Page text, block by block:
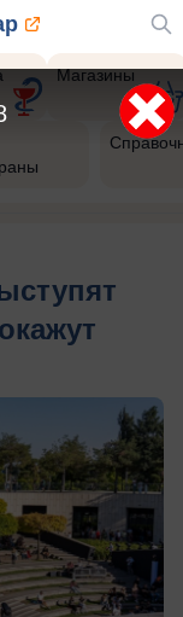
Магазины